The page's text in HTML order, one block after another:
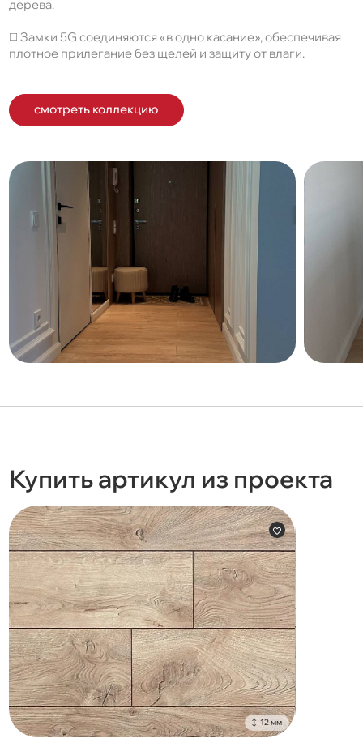
дерева.
◻️ Замки 5G соединяются «в одно касание», обеспечивая
плотное прилегание без щелей и защиту от влаги.
смотреть коллекцию
Купить артикул из проекта
12 мм